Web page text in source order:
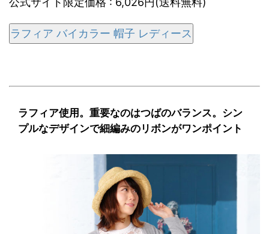
ラフィア バイカラー 帽子 レディース
ラフィア使用。重要なのはつばのバランス。シン
プルなデザインで細編みのリボンがワンポイント